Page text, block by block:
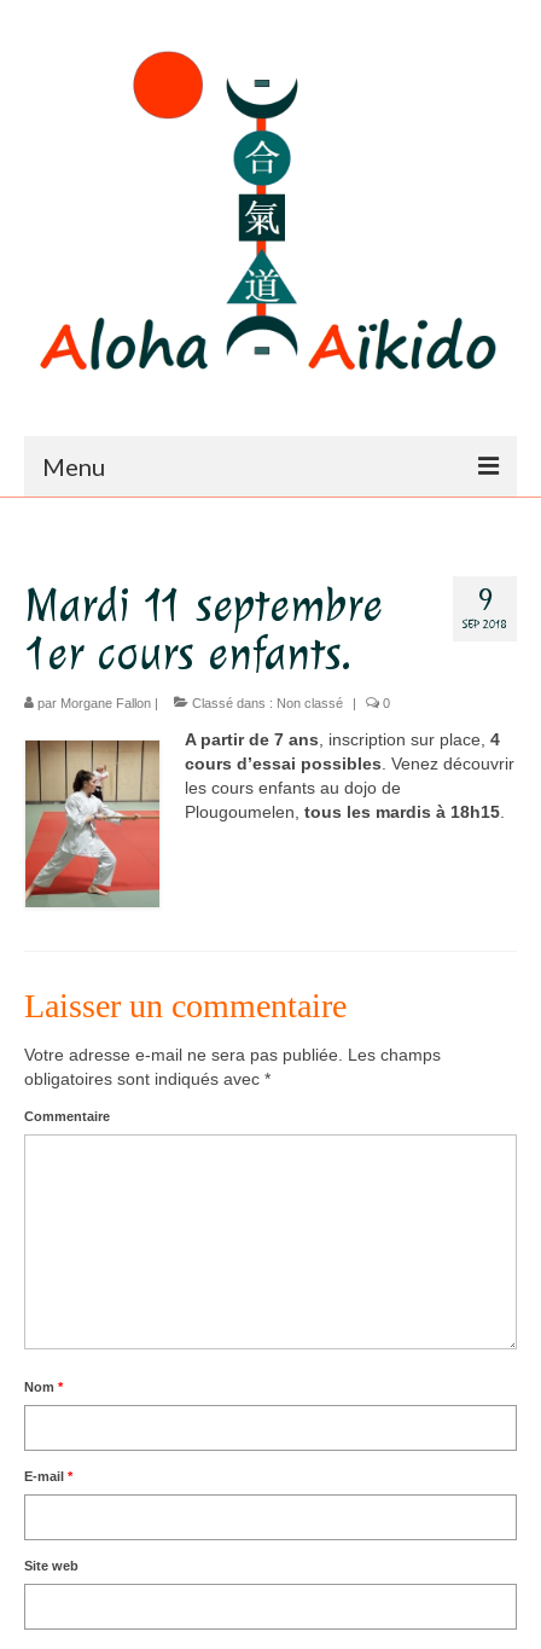
Menu
Horaires – Adresse
L’association
Aïkido
L’aïkido
Les Grades
Stages
Agenda – Inscription
9
SEP 2018
Mardi 11 septembre
1er cours enfants.
par Morgane Fallon | Classé dans : Non classé | 0
A partir de 7 ans , inscription sur place, 4
cours d’essai possibles . Venez découvrir
les cours enfants au dojo de
Plougoumelen, tous les mardis à 18h15
Laisser un commentaire
Votre adresse e-mail ne sera pas publiée. Les champs
obligatoires sont indiqués avec *
Commentaire
Nom *
E-mail *
Site web